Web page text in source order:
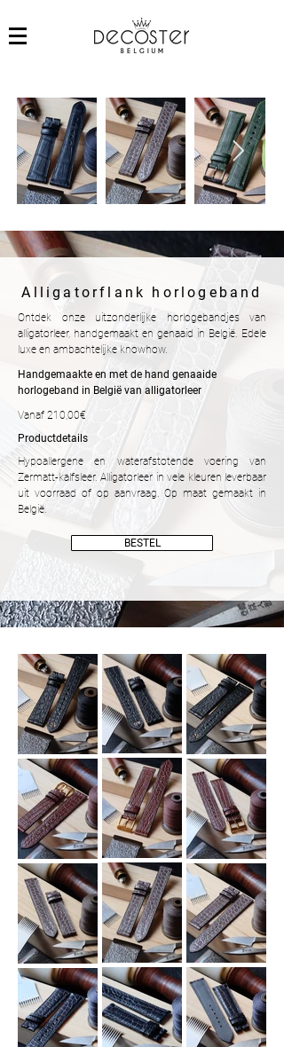
Alligatorflank horlogeband
Ontdek onze uitzonderlijke horlogebandjes van
alligatorleer, handgemaakt en genaaid in België. Edele
luxe en ambachtelijke knowhow.
Handgemaakte en met de hand genaaide
horlogeband in België van alligatorleer
Vanaf 210,00€
Productdetails
Hypoallergene en waterafstotende voering van
Zermatt-kalfsleer. Alligatorleer in vele kleuren leverbaar
uit voorraad of op aanvraag. Op maat gemaakt in
België.
BESTEL